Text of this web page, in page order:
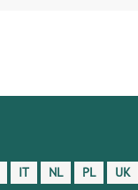
IT NL PL
UK